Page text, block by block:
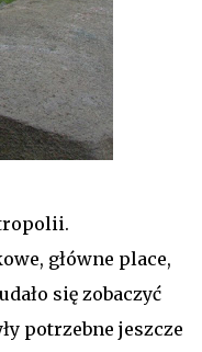
główne place,
się zobaczyć
potrzebne jeszcze